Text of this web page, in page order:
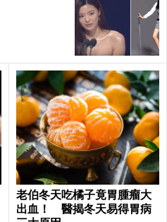
老伯冬天吃橘子竟胃腫瘤大
出血！ 醫揭冬天易得胃病